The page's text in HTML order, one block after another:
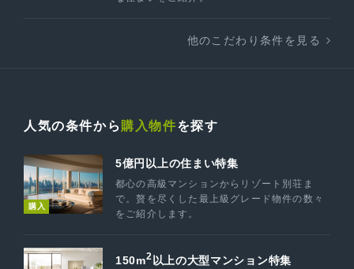
他のこだわり条件を見る
人気の条件から 購入物件を探す
購入
5億円以上の住まい特集
都心の高級マンションからリゾート別荘ま
で。贅を尽くした最上級グレード物件の数々
をご紹介します。
150m2 以上の大型マンション特集